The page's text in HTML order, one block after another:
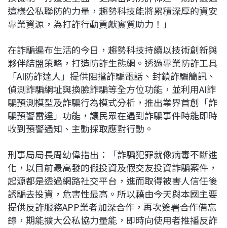
這樣公私聯防的力量，趨勢科技能將累積深厚的資安
專業資源，為打詐行動貢獻實質助力！」
在詐騙遍布生活的今日，趨勢科技持續以技術創新與
夥伴結盟策略，打造防詐生態網。透過專業防詐工具
「AI防詐達人」提供阻擋詐騙電話、封鎖詐騙簡訊、
偵測詐騙網址與換臉詐騙等全方位功能，並利用AI詐
騙預測模型及詐騙行為模式分析，推出業界首創「詐
騙預警雷達」功能，讓民眾在遇到詐騙事件時能即時
收到預警通知、主動採取應對行動。
刑事局局長周幼偉指出：「詐騙犯罪就像病毒不斷進
化，以目前最高發的假投資及假交友投資詐騙案件，
起源都是透過網路社交平台，進而取得被害人信任後
誘騙去投資，危害性最高。所以藉由今天與本國主要
提供反詐服務APP業者加深合作，再次簽署合作備忘
錄，期能擴大公私協力量能，即時向使用者推播反詐